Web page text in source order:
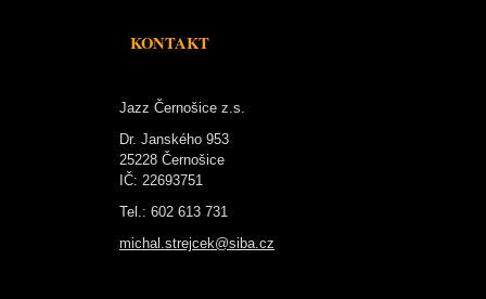
KONTAKT
Jazz Černošice z.s.
Dr. Janského 953
25228 Černošice
IČ: 22693751
Tel.: 602 613 731
michal.strejcek@siba.cz